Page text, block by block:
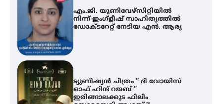
എം.ജി. യൂണിവേഴ്‌സിറ്റിയിൽ
നിന്ന് ഇംഗ്ളീഷ് സാഹിത്യത്തിൽ
ഡോക്ടറേറ്റ് നേടിയ എൻ. ആര്യ
ട്യുണീഷ്യൻ ചിത്രം ” ദി വോയിസ്
ഓഫ് ഹിന്ദ് റജബ് ”
ഇരിങ്ങാലക്കുട ഫിലിം